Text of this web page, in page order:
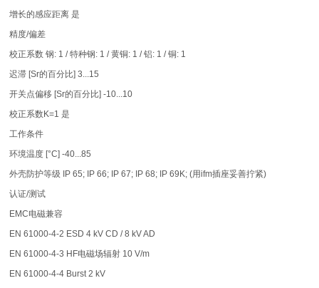
增长的感应距离 是
精度/偏差
校正系数 钢: 1 / 特种钢: 1 / 黄铜: 1 / 铝: 1 / 铜: 1
迟滞 [Sr的百分比] 3...15
开关点偏移 [Sr的百分比] -10...10
校正系数K=1 是
工作条件
环境温度 [°C] -40...85
外壳防护等级 IP 65; IP 66; IP 67; IP 68; IP 69K; (用ifm插座妥善拧紧)
认证/测试
EMC电磁兼容
EN 61000-4-2 ESD 4 kV CD / 8 kV AD
EN 61000-4-3 HF电磁场辐射 10 V/m
EN 61000-4-4 Burst 2 kV